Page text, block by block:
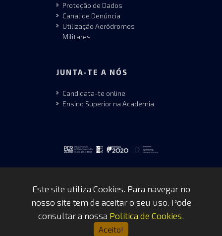
Proteção de Dados
Canal de Denúncia
Utilização Aeródromos
Militares
JUNTA-TE A NÓS
Candidata-te online
Ensino Superior na Academia
Copyrights © 2026 by FAP - DCSI -
WEBTEAM
Este site utiliza Cookies. Para navegar no
nosso site tem de aceitar o seu uso. Pode
consultar a nossa Politica de Cookies.
Aceito!